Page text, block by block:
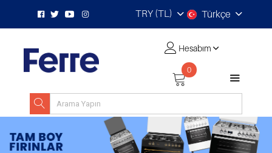
TRY (TL) Türkçe
Hesabım
0